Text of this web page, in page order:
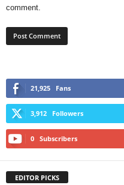
comment.
21,925 Fans
3,912 Followers
0 Subscribers
EDITOR PICKS